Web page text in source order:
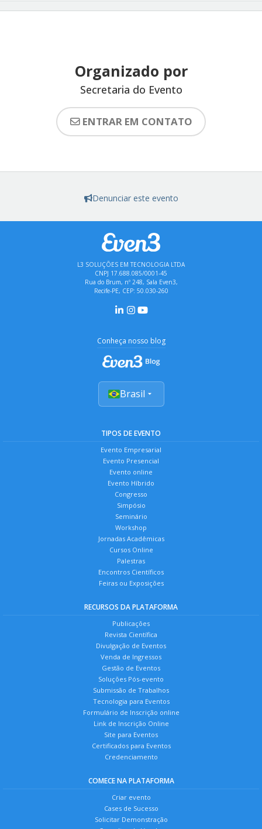
Organizado por
Secretaria do Evento
ENTRAR EM CONTATO
Denunciar este evento
L3 SOLUÇÕES EM TECNOLOGIA LTDA
CNPJ 17.688.085/0001-45
Rua do Brum, nº 248, Sala Even3,
Recife-PE, CEP: 50.030-260
Conheça nosso blog
Brasil
TIPOS DE EVENTO
Evento Empresarial
Evento Presencial
Evento online
Evento Híbrido
Congresso
Simpósio
Seminário
Workshop
Jornadas Acadêmicas
Cursos Online
Palestras
Encontros Científicos
Feiras ou Exposições
RECURSOS DA PLATAFORMA
Publicações
Revista Científica
Divulgação de Eventos
Venda de Ingressos
Gestão de Eventos
Soluções Pós-evento
Submissão de Trabalhos
Tecnologia para Eventos
Formulário de Inscrição online
Link de Inscrição Online
Site para Eventos
Certificados para Eventos
Credenciamento
COMECE NA PLATAFORMA
Criar evento
Cases de Sucesso
Solicitar Demonstração